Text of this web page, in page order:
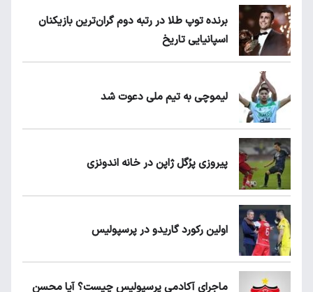
برنده توپ طلا در رتبه دوم گران‌ترین بازیکنان
اسپانیایی تاریخ
لیموچی به تیم ملی دعوت شد
پیروزی پرُگل ژاپن در خانه اندونزی
اولین رکورد گاریدو در پرسپولیس
ماجرای آکادمی پرسپولیس چیست؟ آیا محسن